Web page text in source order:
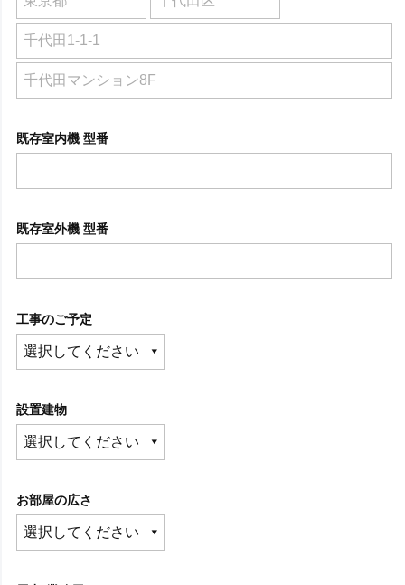
既存室内機 型番
既存室外機 型番
工事のご予定
設置建物
お部屋の広さ